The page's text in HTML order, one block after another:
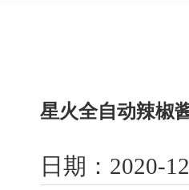
星火全自动辣椒
日期：2020-